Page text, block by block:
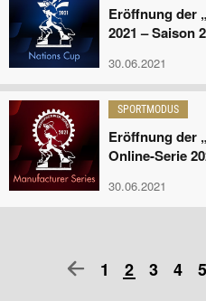
Eröffnung der
2021 – Saison 2
30.06.2021
SPORTMODUS
Eröffnung der
Online-Serie
30.06.2021
1 2 3 4 5